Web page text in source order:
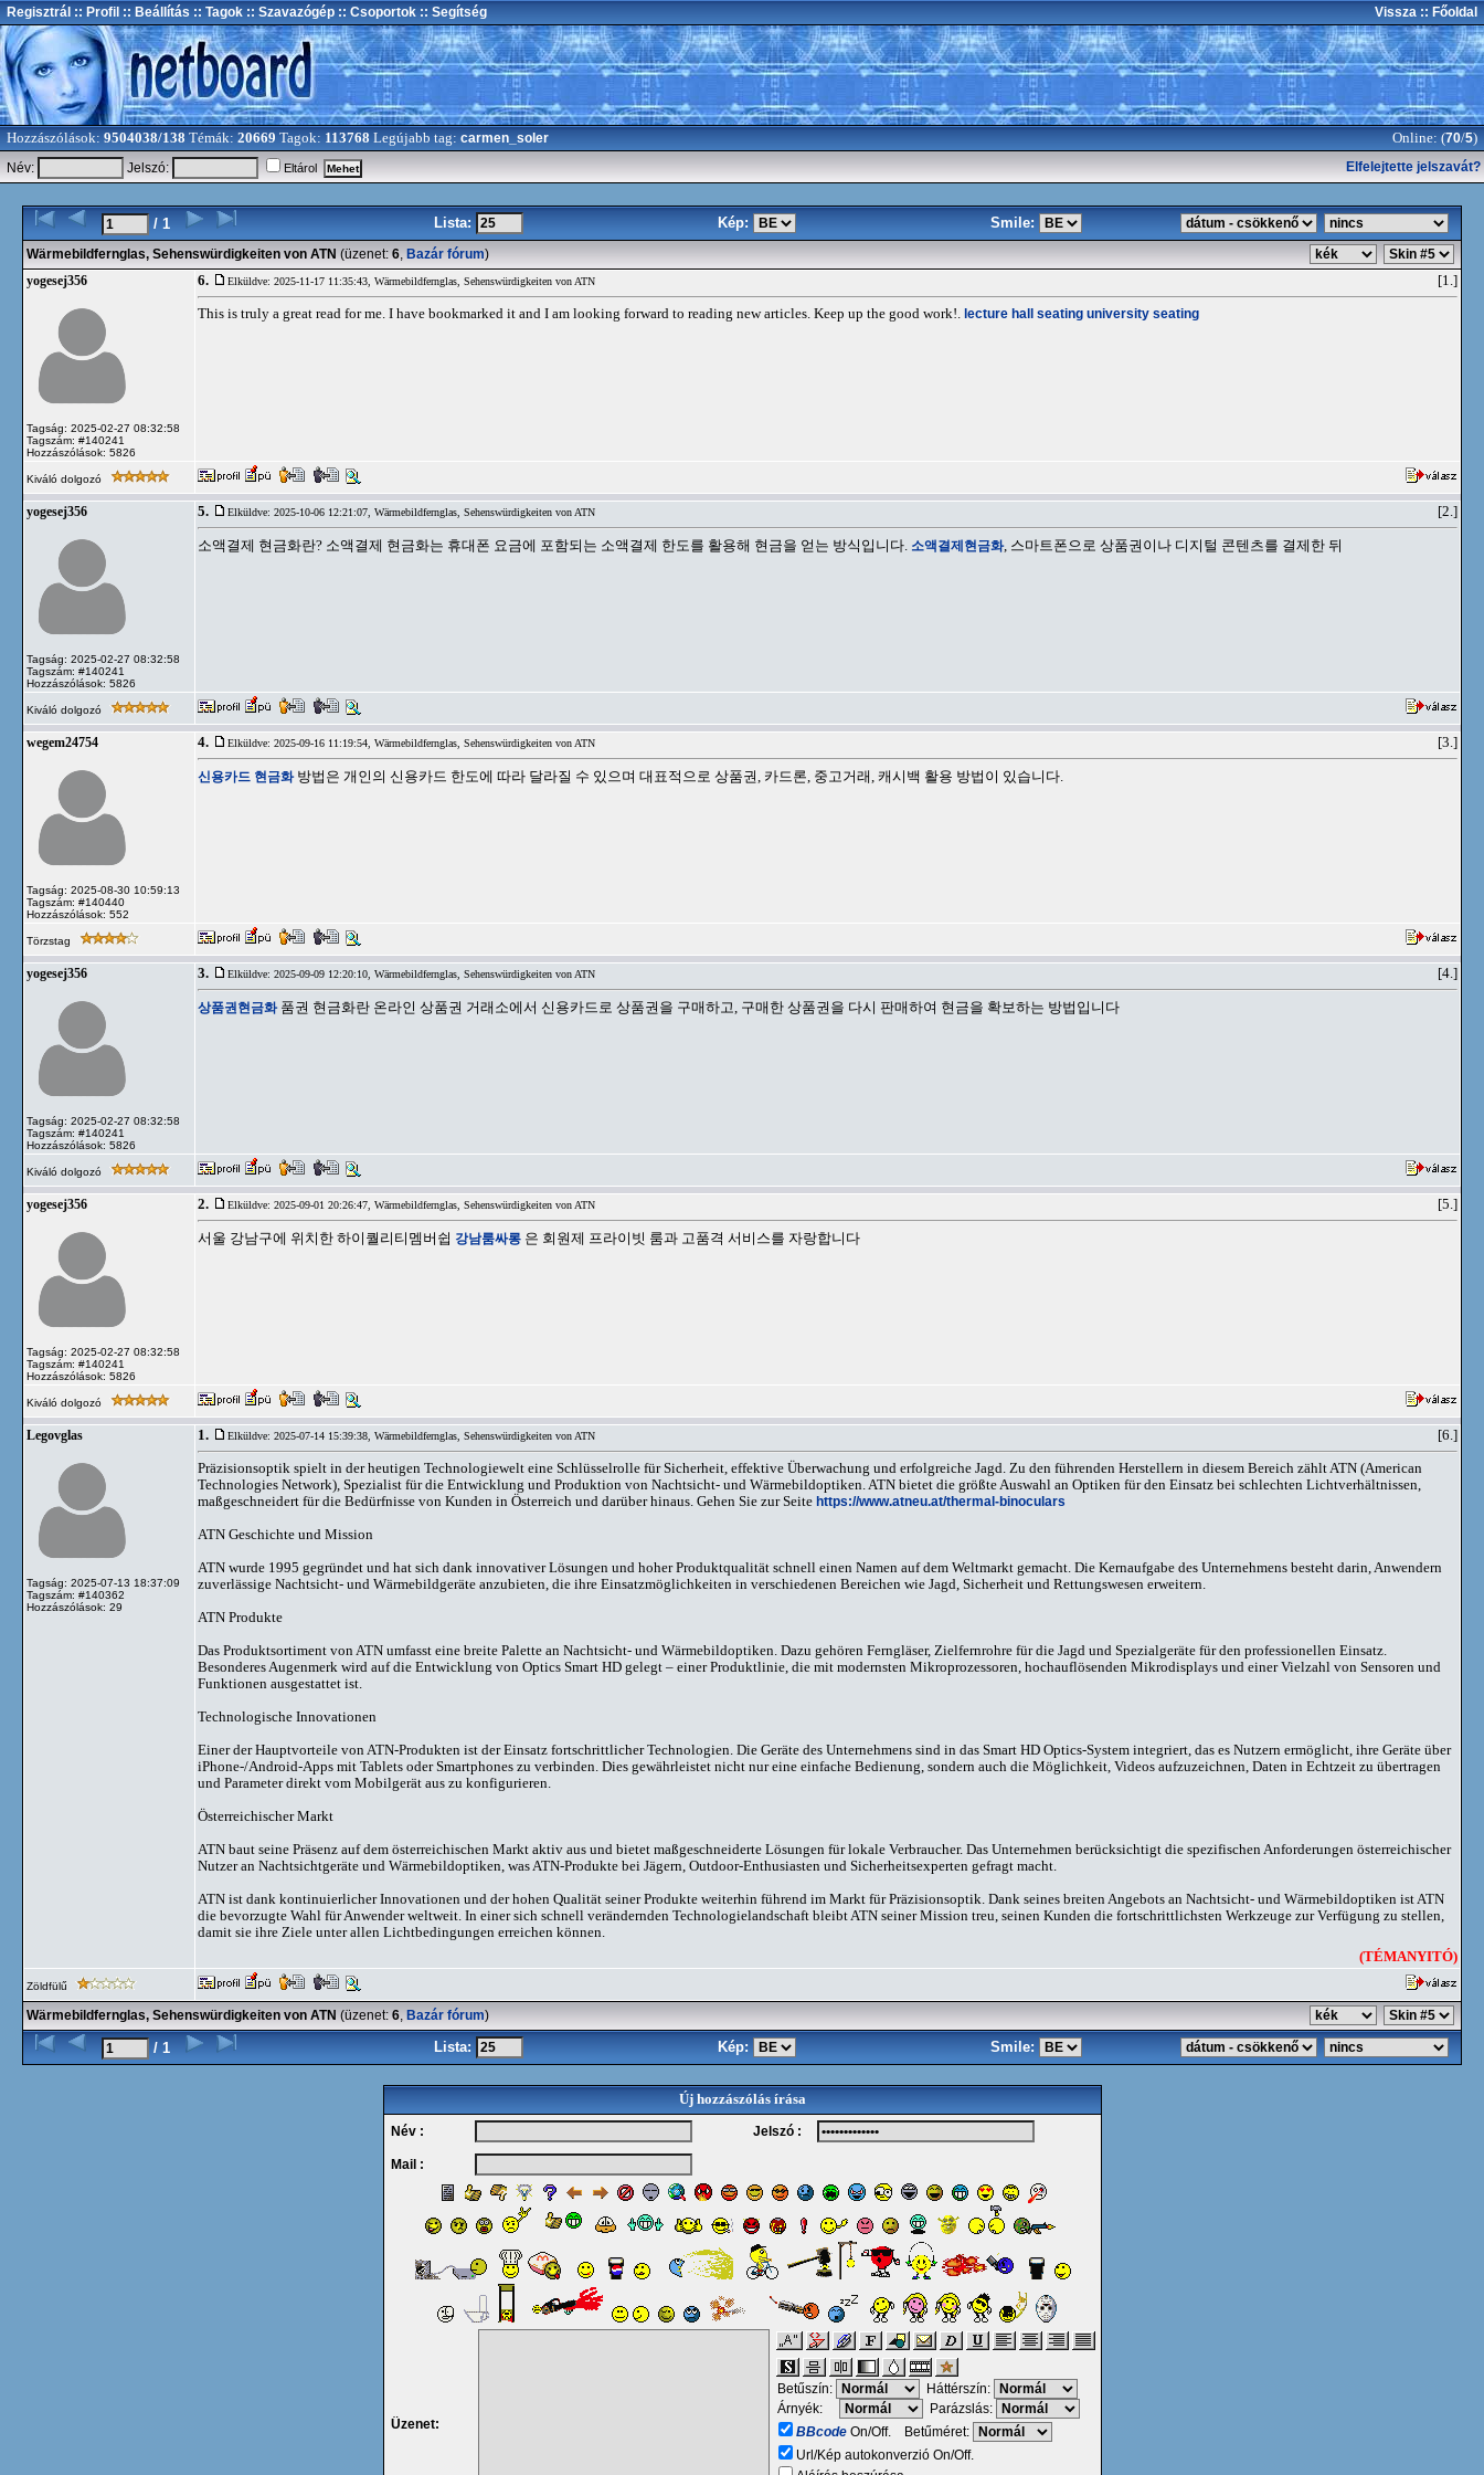
Regisztrál :: Profil :: Beállítás :: Tagok :: Szavazógép :: Csoportok :: Segítség Vissza :: Főoldal
Hozzászólások: 9504038/138 Témák: 20669 Tagok: 113768 Legújabb tag: carmen_soler Online: (70/5)
Név: Jelszó: Eltárol Elfelejtette jelszavát?
/ 1 Lista: Kép: Smile:
Wärmebildfernglas, Sehenswürdigkeiten von ATN (üzenet: 6, Bazár fórum)
yogesej356
Tagság: 2025-02-27 08:32:58
Tagszám: #140241
Hozzászólások: 5826
6. Elküldve: 2025-11-17 11:35:43, Wärmebildfernglas, Sehenswürdigkeiten von ATN [1.]
This is truly a great read for me. I have bookmarked it and I am looking forward to reading new articles. Keep up the good work!. lecture hall seating university seating
Kiváló dolgozó
yogesej356
Tagság: 2025-02-27 08:32:58
Tagszám: #140241
Hozzászólások: 5826
5. Elküldve: 2025-10-06 12:21:07, Wärmebildfernglas, Sehenswürdigkeiten von ATN [2.]
소액결제 현금화란? 소액결제 현금화는 휴대폰 요금에 포함되는 소액결제 한도를 활용해 현금을 얻는 방식입니다. 소액결제현금화, 스마트폰으로 상품권이나 디지털 콘텐츠를 결제한 뒤
Kiváló dolgozó
wegem24754
Tagság: 2025-08-30 10:59:13
Tagszám: #140440
Hozzászólások: 552
4. Elküldve: 2025-09-16 11:19:54, Wärmebildfernglas, Sehenswürdigkeiten von ATN [3.]
신용카드 현금화방법은 개인의 신용카드 한도에 따라 달라질 수 있으며 대표적으로 상품권, 카드론, 중고거래, 캐시백 활용 방법이 있습니다.
Törzstag
yogesej356
Tagság: 2025-02-27 08:32:58
Tagszám: #140241
Hozzászólások: 5826
3. Elküldve: 2025-09-09 12:20:10, Wärmebildfernglas, Sehenswürdigkeiten von ATN [4.]
상품권현금화품권 현금화란 온라인 상품권 거래소에서 신용카드로 상품권을 구매하고, 구매한 상품권을 다시 판매하여 현금을 확보하는 방법입니다
Kiváló dolgozó
yogesej356
Tagság: 2025-02-27 08:32:58
Tagszám: #140241
Hozzászólások: 5826
2. Elküldve: 2025-09-01 20:26:47, Wärmebildfernglas, Sehenswürdigkeiten von ATN [5.]
서울 강남구에 위치한 하이퀄리티멤버쉽 강남룸싸롱 은 회원제 프라이빗 룸과 고품격 서비스를 자랑합니다
Kiváló dolgozó
Legovglas
Tagság: 2025-07-13 18:37:09
Tagszám: #140362
Hozzászólások: 29
1. Elküldve: 2025-07-14 15:39:38, Wärmebildfernglas, Sehenswürdigkeiten von ATN [6.]
Präzisionsoptik spielt in der heutigen Technologiewelt eine Schlüsselrolle für Sicherheit, effektive Überwachung und erfolgreiche Jagd. Zu den führenden Herstellern in diesem Bereich zählt ATN (American
Technologies Network), Spezialist für die Entwicklung und Produktion von Nachtsicht- und Wärmebildoptiken. ATN bietet die größte Auswahl an Optiken für den Einsatz bei schlechten Lichtverhältnissen,
maßgeschneidert für die Bedürfnisse von Kunden in Österreich und darüber hinaus. Gehen Sie zur Seite https://www.atneu.at/thermal-binoculars
ATN Geschichte und Mission
ATN wurde 1995 gegründet und hat sich dank innovativer Lösungen und hoher Produktqualität schnell einen Namen auf dem Weltmarkt gemacht. Die Kernaufgabe des Unternehmens besteht darin, Anwendern
zuverlässige Nachtsicht- und Wärmebildgeräte anzubieten, die ihre Einsatzmöglichkeiten in verschiedenen Bereichen wie Jagd, Sicherheit und Rettungswesen erweitern.
ATN Produkte
Das Produktsortiment von ATN umfasst eine breite Palette an Nachtsicht- und Wärmebildoptiken. Dazu gehören Ferngläser, Zielfernrohre für die Jagd und Spezialgeräte für den professionellen Einsatz.
Besonderes Augenmerk wird auf die Entwicklung von Optics Smart HD gelegt – einer Produktlinie, die mit modernsten Mikroprozessoren, hochauflösenden Mikrodisplays und einer Vielzahl von Sensoren und
Funktionen ausgestattet ist.
Technologische Innovationen
Einer der Hauptvorteile von ATN-Produkten ist der Einsatz fortschrittlicher Technologien. Die Geräte des Unternehmens sind in das Smart HD Optics-System integriert, das es Nutzern ermöglicht, ihre Geräte über
iPhone-/Android-Apps mit Tablets oder Smartphones zu verbinden. Dies gewährleistet nicht nur eine einfache Bedienung, sondern auch die Möglichkeit, Videos aufzuzeichnen, Daten in Echtzeit zu übertragen
und Parameter direkt vom Mobilgerät aus zu konfigurieren.
Österreichischer Markt
ATN baut seine Präsenz auf dem österreichischen Markt aktiv aus und bietet maßgeschneiderte Lösungen für lokale Verbraucher. Das Unternehmen berücksichtigt die spezifischen Anforderungen österreichischer
Nutzer an Nachtsichtgeräte und Wärmebildoptiken, was ATN-Produkte bei Jägern, Outdoor-Enthusiasten und Sicherheitsexperten gefragt macht.
ATN ist dank kontinuierlicher Innovationen und der hohen Qualität seiner Produkte weiterhin führend im Markt für Präzisionsoptik. Dank seines breiten Angebots an Nachtsicht- und Wärmebildoptiken ist ATN
die bevorzugte Wahl für Anwender weltweit. In einer sich schnell verändernden Technologielandschaft bleibt ATN seiner Mission treu, seinen Kunden die fortschrittlichsten Werkzeuge zur Verfügung zu stellen,
damit sie ihre Ziele unter allen Lichtbedingungen erreichen können.
(TÉMANYITÓ)
Zöldfülű
Wärmebildfernglas, Sehenswürdigkeiten von ATN (üzenet: 6, Bazár fórum)
/ 1 Lista: Kép: Smile:
Új hozzászólás írása
Név : Jelszó :
Mail :
Üzenet:
Betűszín:
Háttérszín:
Árnyék:
Parázslás:
BBcodeOn/Off. Betűméret:
Url/Kép autokonverzió On/Off.